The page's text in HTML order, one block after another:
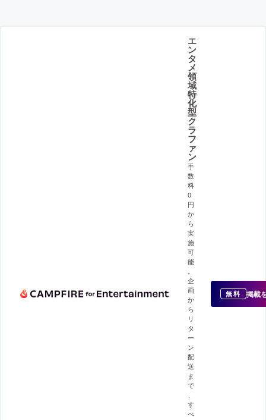
エ
ン
タ
メ
領
域
特
化
型
ク
ラ
フ
ァ
ン
手
数
料
0
円
か
ら
実
施
可
能
企
画
か
ら
リ
タ
ー
ン
配
送
ま
で
す
べ
無料 掲載